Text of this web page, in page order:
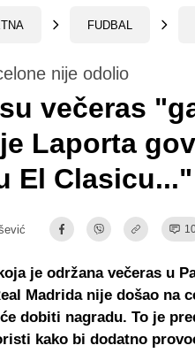
FUDBAL
nije odolio
večeras
Laporta
El Clasicu..."
je održana večeras u
Madrida nije došao na
dobiti nagradu. To je
kako bi dodatno